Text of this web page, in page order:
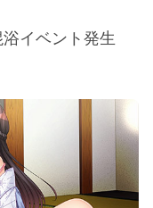
イベント発生